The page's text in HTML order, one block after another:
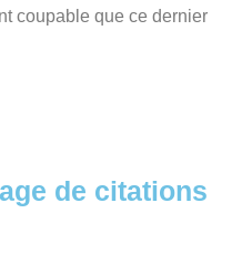
coupable que ce dernier
de citations